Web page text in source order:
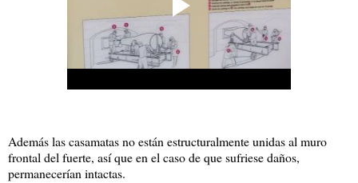
Además las casamatas no están estructuralmente unidas al muro
frontal del fuerte, así que en el caso de que sufriese daños,
permanecerían intactas.